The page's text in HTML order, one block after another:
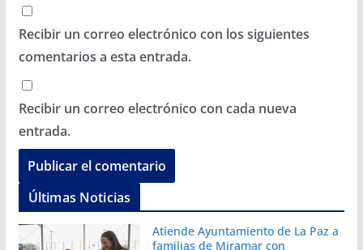
Recibir un correo electrónico con los siguientes
comentarios a esta entrada.
Recibir un correo electrónico con cada nueva
entrada.
Últimas Noticias
Atiende Ayuntamiento de La Paz a
familias de Miramar con